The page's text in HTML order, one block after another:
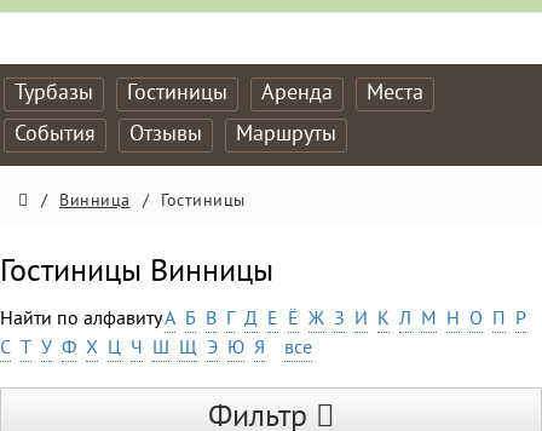
Турбазы Гостиницы Аренда
Места
События
Отзывы Маршруты
/ Винница / Гостиницы
Гостиницы Винницы
Найти по алфавитуА Б В Г Д Е Ё Ж З И К Л М Н О П Р
С Т У Ф Х Ц Ч Ш Щ Э Ю Я все
Фильтр